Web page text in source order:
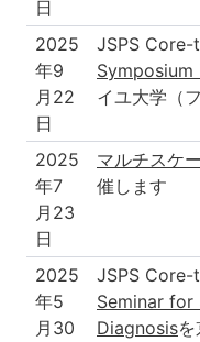
日
2025
年9
月22
日
JSPS
Symposium
イユ大学（
2025
年7
月23
日
マルチスケ
催します
2025
年5
月30
JSPS
Seminar
Diagnosis